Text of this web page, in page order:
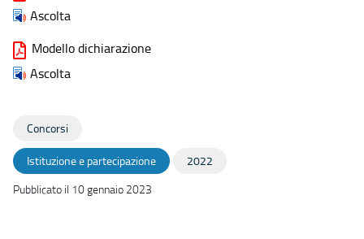
Ascolta
Modello dichiarazione
Ascolta
Concorsi
Istituzione e partecipazione
2022
Pubblicato il 10 gennaio 2023